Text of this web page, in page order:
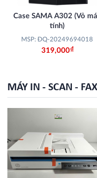
Case SAMA A302 (Vỏ
tính)
MSP: ĐQ-20249694018
319,000Đ
MÁY IN - SCAN - FAX